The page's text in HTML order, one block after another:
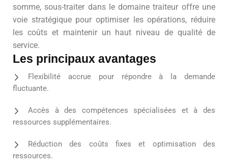
somme, sous-traiter dans le domaine traiteur offre une
voie stratégique pour optimiser les opérations, réduire
les coûts et maintenir un haut niveau de qualité de
service.
Les principaux avantages
Flexibilité accrue pour répondre à la demande
fluctuante.
Accès à des compétences spécialisées et à des
ressources supplémentaires.
Réduction des coûts fixes et optimisation des
ressources.